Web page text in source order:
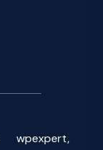
wpexpert,